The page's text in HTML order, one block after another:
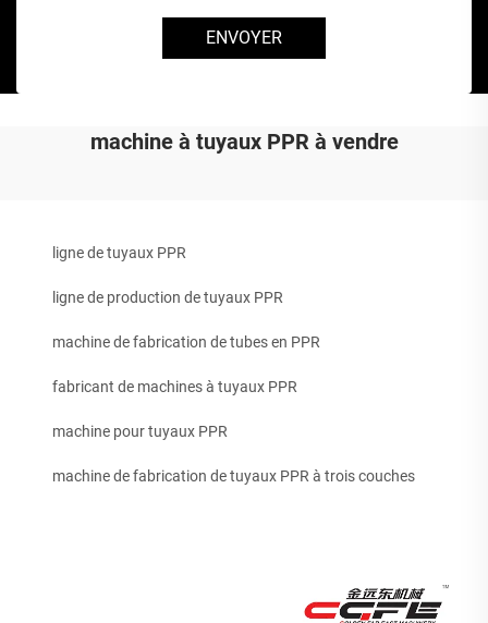
ENVOYER
machine à tuyaux PPR à vendre
ligne de tuyaux PPR
ligne de production de tuyaux PPR
machine de fabrication de tubes en PPR
fabricant de machines à tuyaux PPR
machine pour tuyaux PPR
machine de fabrication de tuyaux PPR à trois couches